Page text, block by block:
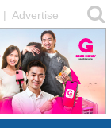
| Advertise